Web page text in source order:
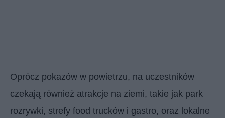
Oprócz pokazów w powietrzu, na uczestników
czekają również atrakcje na ziemi, takie jak park
rozrywki, strefy food trucków i gastro, oraz lokalne